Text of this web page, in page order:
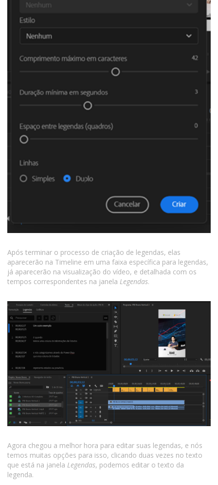
Após terminar o processo de criação de legendas, elas
aparecerão na Timeline em uma faixa específica para legendas,
já aparecerão na visualização do vídeo, e detalhada com os
tempos correspondentes na janela Legendas.
Agora chegou a melhor hora para editar suas legendas, e nós
temos muitas opções para isso, clicando duas vezes no texto
que está na janela Legendas, podemos editar o texto da
legenda.